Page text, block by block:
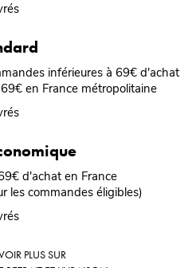
inférieures à 69€ d'achat
en France métropolitaine
d'achat en France
les commandes éligibles)
PLUS SUR